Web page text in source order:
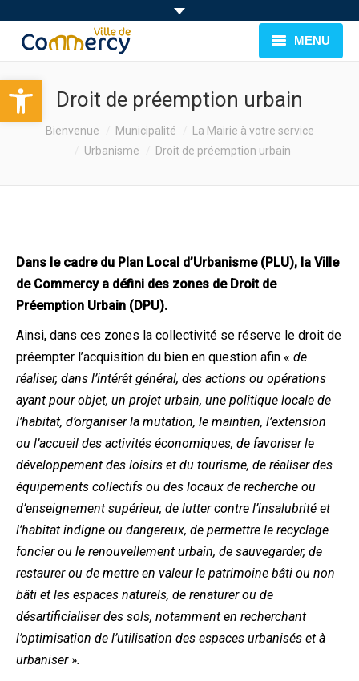
Ouvrir la barre d’outils
MENU
FAMILLE & JEUNESSE
EVÉNEMENTS
Droit de préemption urbain
You are here:
Bienvenue Municipalité
La Mairie à votre service
Urbanisme
Droit de préemption urbain
Dans le cadre du Plan Local d’Urbanisme (PLU), la Ville
de Commercy a défini des zones de Droit de
Préemption Urbain (DPU).
Ainsi, dans ces zones la collectivité se réserve le droit de
préempter l’acquisition du bien en question afin « de
réaliser, dans l’intérêt général, des actions ou opérations
ayant pour objet, un projet urbain, une politique locale de
l’habitat, d’organiser la mutation, le maintien, l’extension
ou l’accueil des activités économiques, de favoriser le
développement des loisirs et du tourisme, de réaliser des
équipements collectifs ou des locaux de recherche ou
d’enseignement supérieur, de lutter contre l’insalubrité et
l’habitat indigne ou dangereux, de permettre le recyclage
foncier ou le renouvellement urbain, de sauvegarder, de
restaurer ou de mettre en valeur le patrimoine bâti ou non
bâti et les espaces naturels, de renaturer ou de
désartificialiser des sols, notamment en recherchant
l’optimisation de l’utilisation des espaces urbanisés et à
urbaniser ».